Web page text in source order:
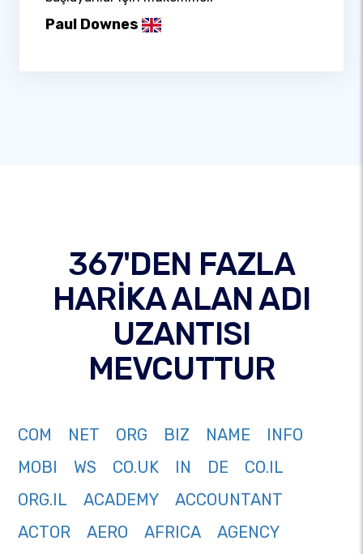
Paul Downes
367'DEN FAZLA
HARİKA ALAN ADI
UZANTISI
MEVCUTTUR
COM NET ORG BIZ NAME
INFO
MOBI
WS CO.UK IN DE
CO.IL
ORG.IL
ACADEMY
ACCOUNTANT
ACTOR
AERO AFRICA
AGENCY